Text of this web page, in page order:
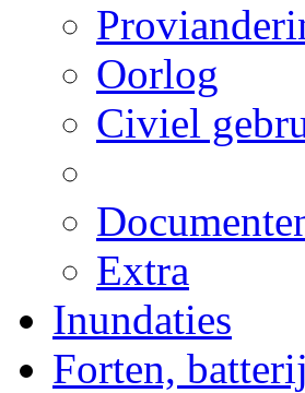
Oorlog
Civiel
Extra
Inundaties
Forten,